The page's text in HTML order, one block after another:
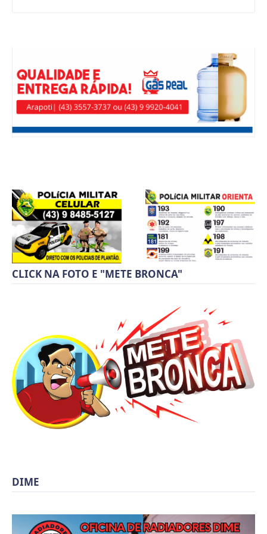
CLICK NA FOTO E "METE BRONCA"
DIME